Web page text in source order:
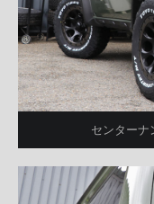
センターナ